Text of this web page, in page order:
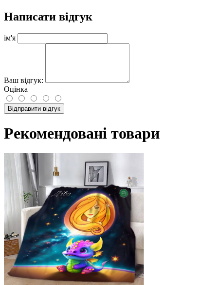
Написати відгук
ім'я
Ваш відгук:
Оцінка
Відправити відгук
Рекомендовані товари